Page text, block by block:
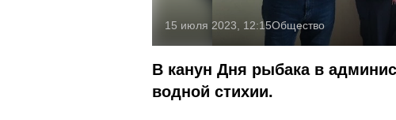
15 июля 2023, 12:15Общество
В канун Дня рыбака в
водной стихии.